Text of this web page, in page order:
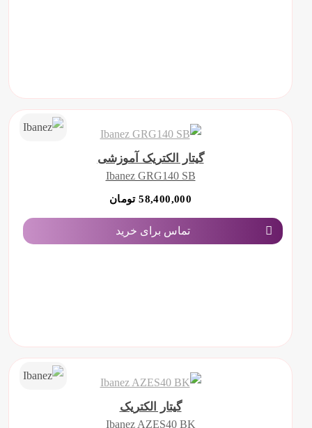
گیتار الکتریک آموزشی
Ibanez GRG140 SB
58,400,000 تومان
تماس برای خرید
گیتار الکتریک
Ibanez AZES40 BK